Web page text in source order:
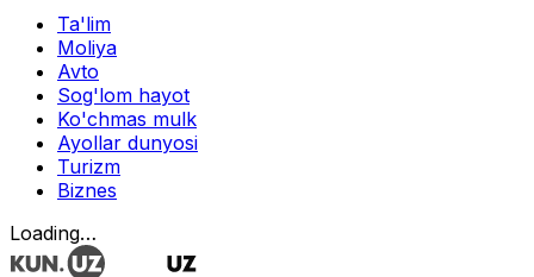
Ta'lim
Moliya
Avto
Sog'lom hayot
Ko'chmas mulk
Ayollar dunyosi
Turizm
Biznes
Loading…